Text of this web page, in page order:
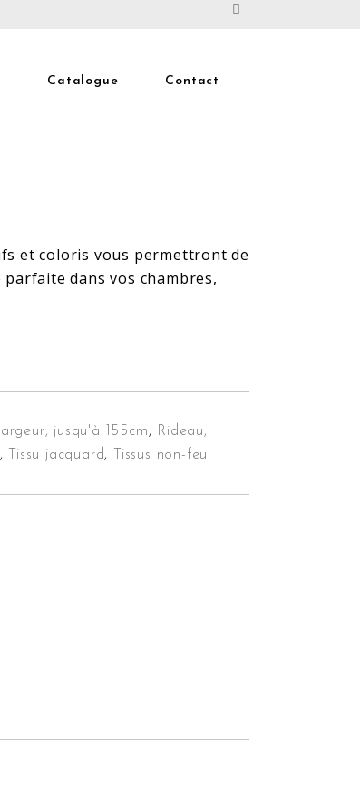
Catalogue Contact
et coloris vous permettront de
dans vos chambres,
jusqu'à 155cm,
Rideau,
, Tissu jacquard, Tissus non-feu